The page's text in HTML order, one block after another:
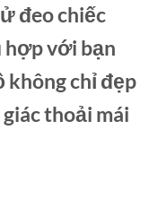
đeo chiếc
hợp với bạn
không chỉ đẹp
thoải mái